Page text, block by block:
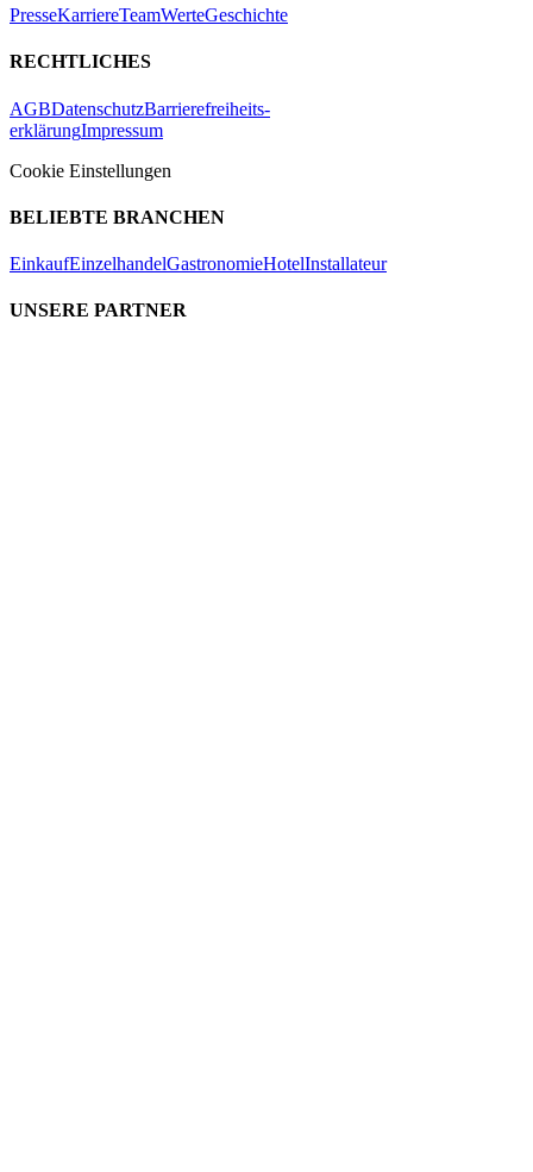
PresseKarriereTeamWerteGeschichte
RECHTLICHES
AGBDatenschutzBarrierefreiheits-
erklärungImpressum
Cookie Einstellungen
BELIEBTE BRANCHEN
EinkaufEinzelhandelGastronomieHotelInstallateur
UNSERE PARTNER